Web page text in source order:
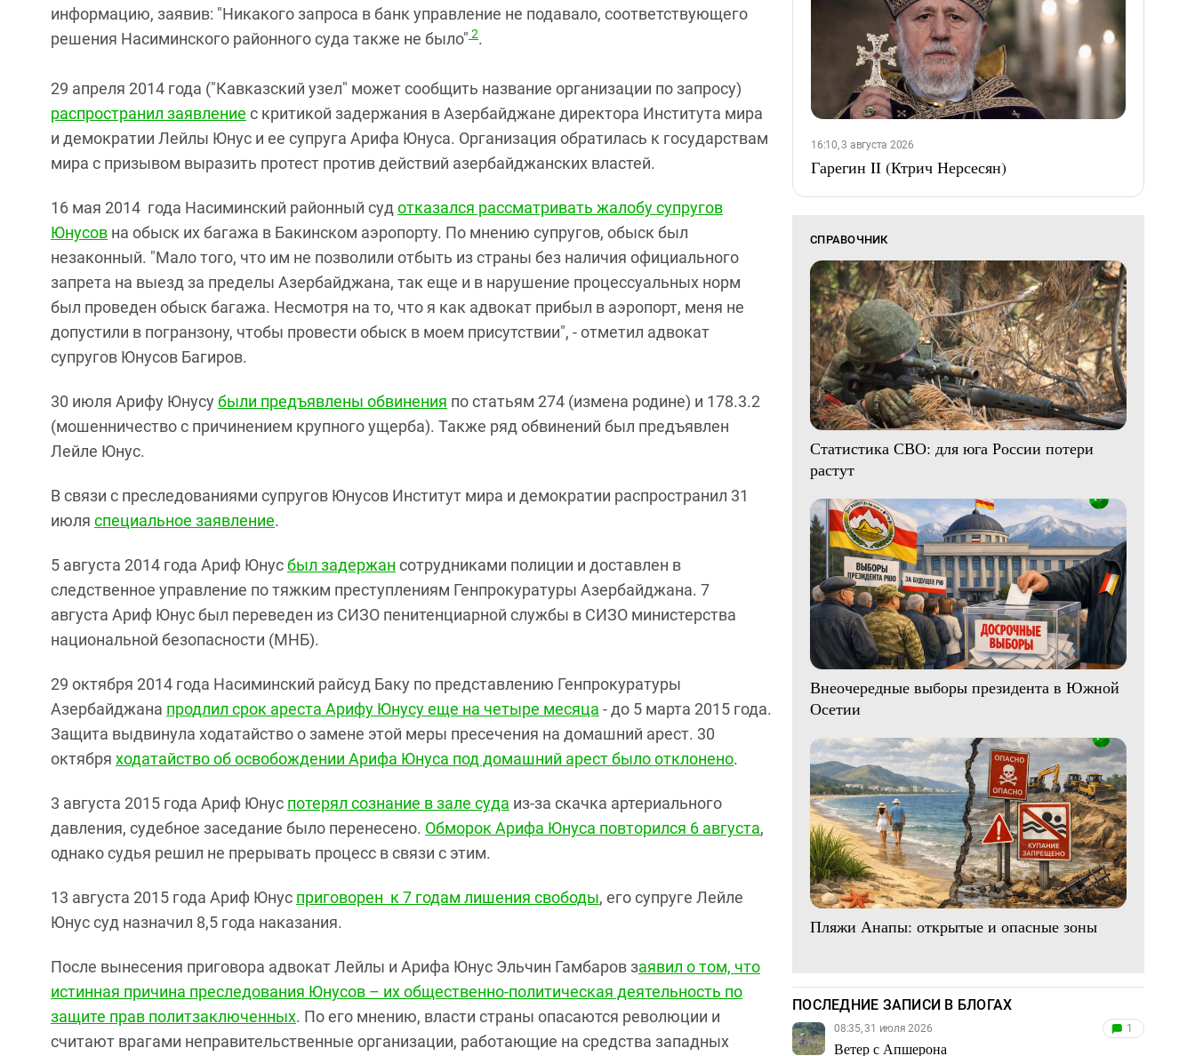
информацию, заявив: "Никакого запроса в банк управление не подавало, соответствующего
решения Насиминского районного суда также не было" 2.
29 апреля 2014 года ("Кавказский узел" может сообщить название организации по запросу)
распространил заявление с критикой задержания в Азербайджане директора Института мира
и демократии Лейлы Юнус и ее супруга Арифа Юнуса. Организация обратилась к государствам
мира с призывом выразить протест против действий азербайджанских властей.
16 мая 2014 года Насиминский районный суд отказался рассматривать жалобу супругов
Юнусов на обыск их багажа в Бакинском аэропорту. По мнению супругов, обыск был
незаконный. "Мало того, что им не позволили отбыть из страны без наличия официального
запрета на выезд за пределы Азербайджана, так еще и в нарушение процессуальных норм
был проведен обыск багажа. Несмотря на то, что я как адвокат прибыл в аэропорт, меня не
допустили в погранзону, чтобы провести обыск в моем присутствии", - отметил адвокат
супругов Юнусов Багиров.
30 июля Арифу Юнусу были предъявлены обвинения по статьям 274 (измена родине) и 178.3.2
(мошенничество с причинением крупного ущерба). Также ряд обвинений был предъявлен
Лейле Юнус.
В связи с преследованиями супругов Юнусов Институт мира и демократии распространил 31
июля специальное заявление.
5 августа 2014 года Ариф Юнусбыл задержан сотрудниками полиции и доставлен в
следственное управление по тяжким преступлениям Генпрокуратуры Азербайджана. 7
августа Ариф Юнус был переведен из СИЗО пенитенциарной службы в СИЗО министерства
национальной безопасности (МНБ).
29 октября 2014 года Насиминский райсуд Баку по представлению Генпрокуратуры
Азербайджана продлил срок ареста Арифу Юнусу еще на четыре месяца - до 5 марта 2015 года.
Защита выдвинула ходатайство о замене этой меры пресечения на домашний арест. 30
октября ходатайство об освобождении Арифа Юнуса под домашний арест было отклонено.
3 августа 2015 года Ариф Юнус потерял сознание в зале суда из-за скачка артериального
давления, судебное заседание было перенесено. Обморок Арифа Юнуса повторился 6 августа,
однако судья решил не прерывать процесс в связи с этим.
13 августа 2015 года Ариф Юнус приговорен к 7 годам лишения свободы, его супруге Лейле
Юнус суд назначил 8,5 года наказания.
После вынесения приговора адвокат Лейлы и Арифа Юнус Эльчин Гамбаров заявил о том, что
истинная причина преследования Юнусов – их общественно-политическая деятельность по
защите прав политзаключенных. По его мнению, власти страны опасаются революции и
считают врагами неправительственные организации, работающие на средства западных
16:10, 3 августа 2026
Гарегин II (Ктрич Нерсесян)
СПРАВОЧНИК
Статистика СВО: для юга России потери
растут
Внеочередные выборы президента в Южной
Осетии
Пляжи Анапы: открытые и опасные зоны
ПОСЛЕДНИЕ ЗАПИСИ В БЛОГАХ
08:35, 31 июля 2026
Ветер с Апшерона
1